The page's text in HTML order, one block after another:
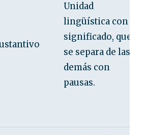
Unidad
lingüística con
significado, que
se separa de las
demás con
pausas.